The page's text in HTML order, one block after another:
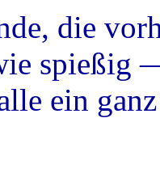
die
spießig
ein